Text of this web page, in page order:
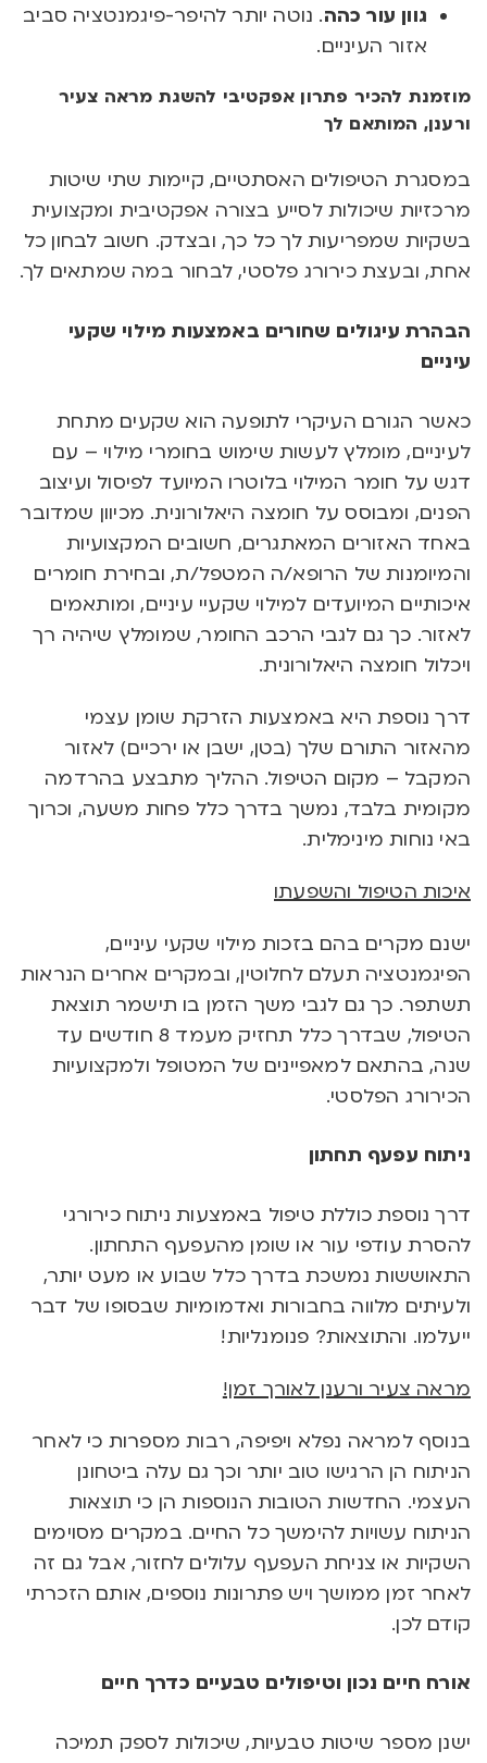
גוון עור כהה. נוטה יותר להיפר-פיגמנטציה סביב
אזור העיניים.
מוזמנת להכיר פתרון אפקטיבי להשגת מראה צעיר
ורענן, המותאם לך
במסגרת הטיפולים האסתטיים, קיימות שתי שיטות
מרכזיות שיכולות לסייע בצורה אפקטיבית ומקצועית
בשקיות שמפריעות לך כל כך, ובצדק. חשוב לבחון כל
אחת, ובעצת כירורג פלסטי, לבחור במה שמתאים לך.
הבהרת עיגולים שחורים באמצעות מילוי שקעי
עיניים
כאשר הגורם העיקרי לתופעה הוא שקעים מתחת
לעיניים, מומלץ לעשות שימוש בחומרי מילוי – עם
דגש על חומר המילוי בלוטרו המיועד לפיסול ועיצוב
הפנים, ומבוסס על חומצה היאלורונית. מכיוון שמדובר
באחד האזורים המאתגרים, חשובים המקצועיות
והמיומנות של הרופא/ה המטפל/ת, ובחירת חומרים
איכותיים המיועדים למילוי שקעיי עיניים, ומותאמים
לאזור. כך גם לגבי הרכב החומר, שמומלץ שיהיה רך
ויכלול חומצה היאלורונית.
דרך נוספת היא באמצעות הזרקת שומן עצמי
מהאזור התורם שלך (בטן, ישבן או ירכיים) לאזור
המקבל – מקום הטיפול. ההליך מתבצע בהרדמה
מקומית בלבד, נמשך בדרך כלל פחות משעה, וכרוך
באי נוחות מינימלית.
איכות הטיפול והשפעתו
ישנם מקרים בהם בזכות מילוי שקעי עיניים,
הפיגמנטציה תעלם לחלוטין, ובמקרים אחרים הנראות
תשתפר. כך גם לגבי משך הזמן בו תישמר תוצאת
הטיפול, שבדרך כלל תחזיק מעמד 8 חודשים עד
שנה, בהתאם למאפיינים של המטופל ולמקצועיות
הכירורג הפלסטי.
ניתוח עפעף תחתון
דרך נוספת כוללת טיפול באמצעות ניתוח כירורגי
להסרת עודפי עור או שומן מהעפעף התחתון.
התאוששות נמשכת בדרך כלל שבוע או מעט יותר,
ולעיתים מלווה בחבורות ואדמומיות שבסופו של דבר
ייעלמו. והתוצאות? פנומנליות!
מראה צעיר ורענן לאורך זמן!
בנוסף למראה נפלא ויפיפה, רבות מספרות כי לאחר
הניתוח הן הרגישו טוב יותר וכך גם עלה ביטחונן
העצמי. החדשות הטובות הנוספות הן כי תוצאות
הניתוח עשויות להימשך כל החיים. במקרים מסוימים
השקיות או צניחת העפעף עלולים לחזור, אבל גם זה
לאחר זמן ממושך ויש פתרונות נוספים, אותם הזכרתי
קודם לכן.
אורח חיים נכון וטיפולים טבעיים כדרך חיים
ישנן מספר שיטות טבעיות, שיכולות לספק תמיכה